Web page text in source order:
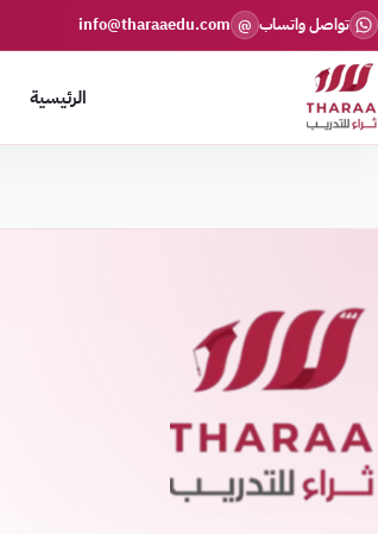
تواصل واتساب @
info@tharaaedu.com
الرئيسية